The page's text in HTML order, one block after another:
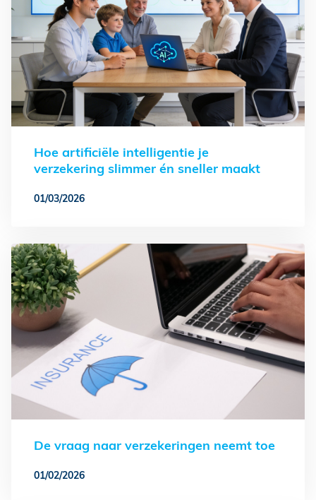
Hoe artificiële intelligentie je
verzekering slimmer én sneller maakt
01/03/2026
De vraag naar verzekeringen neemt toe
01/02/2026